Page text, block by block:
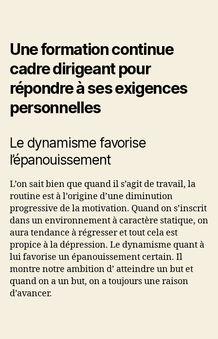
Une formation continue
cadre dirigeant pour
répondre à ses exigences
personnelles
Le dynamisme favorise
l’épanouissement
L’on sait bien que quand il s’agit de travail, la
routine est à l’origine d’une diminution
progressive de la motivation. Quand on s’inscrit
dans un environnement à caractère statique, on
aura tendance à régresser et tout cela est
propice à la dépression. Le dynamisme quant à
lui favorise un épanouissement certain. Il
montre notre ambition d’ atteindre un but et
quand on a un but, on a toujours une raison
d’avancer.